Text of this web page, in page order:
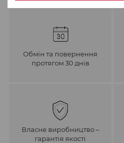
Обмін та повернення
протягом 30 днів
Власне виробництво –
гарантія якості